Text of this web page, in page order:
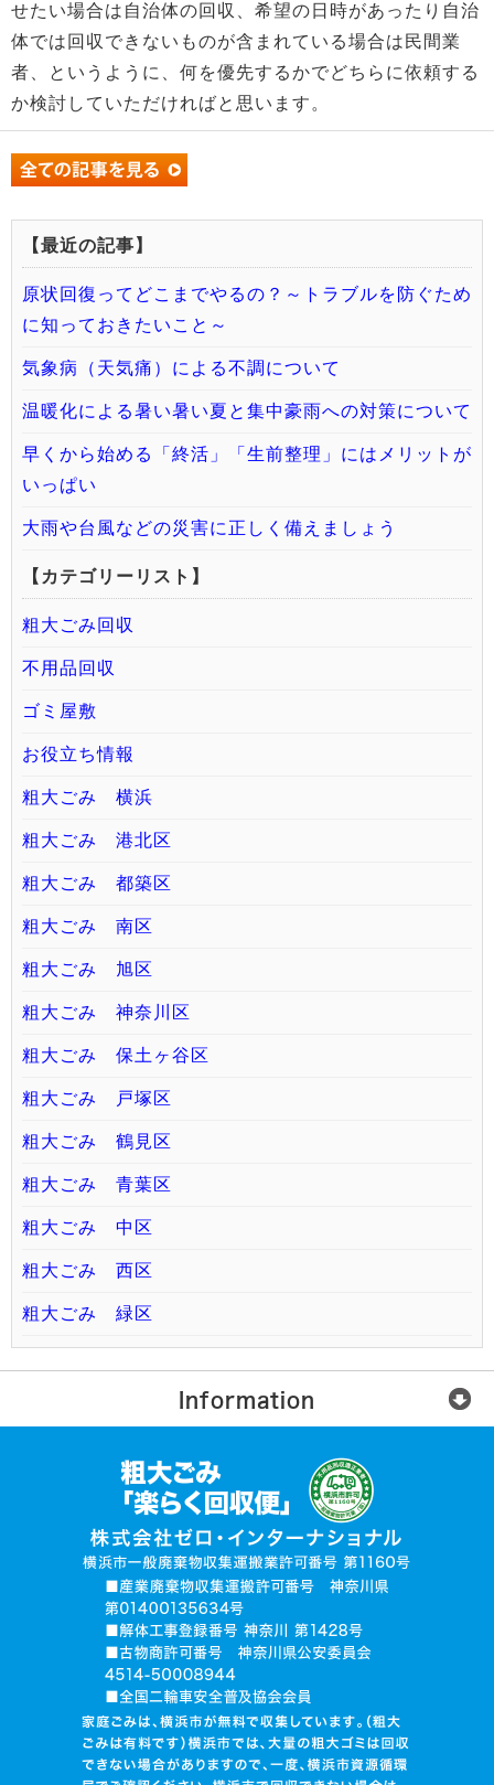
せたい場合は自治体の回収、希望の日時があったり自治
体では回収できないものが含まれている場合は民間業
者、というように、何を優先するかでどちらに依頼する
か検討していただければと思います。
【最近の記事】
原状回復ってどこまでやるの？～トラブルを防ぐため
に知っておきたいこと～
気象病（天気痛）による不調について
温暖化による暑い暑い夏と集中豪雨への対策について
早くから始める「終活」「生前整理」にはメリットが
いっぱい
大雨や台風などの災害に正しく備えましょう
【カテゴリーリスト】
粗大ごみ回収
不用品回収
ゴミ屋敷
お役立ち情報
粗大ごみ 横浜
粗大ごみ 港北区
粗大ごみ 都築区
粗大ごみ 南区
粗大ごみ 旭区
粗大ごみ 神奈川区
粗大ごみ 保土ヶ谷区
粗大ごみ 戸塚区
粗大ごみ 鶴見区
粗大ごみ 青葉区
粗大ごみ 中区
粗大ごみ 西区
粗大ごみ 緑区
Information
ご利用の流れ
運営会社
無許可業者に注意
お電話でお見積り依頼
品目入力で見積り依頼
写真で見積り依頼